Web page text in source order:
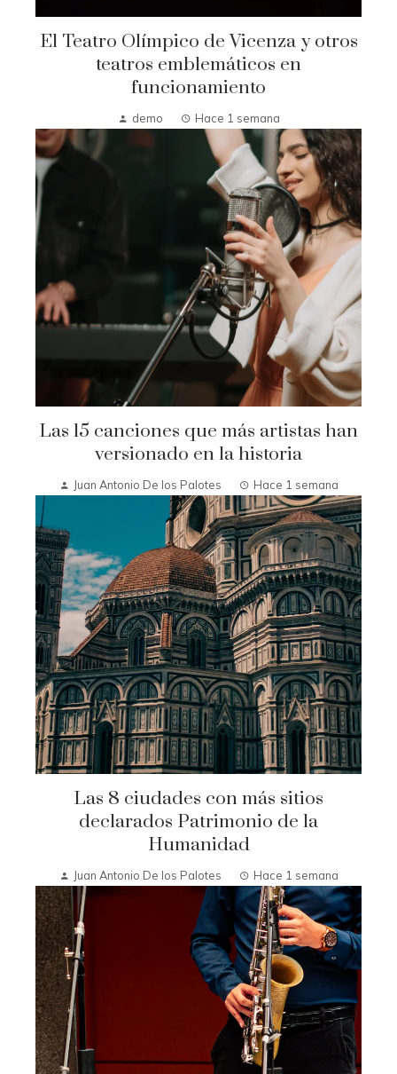
El Teatro Olímpico de Vicenza y otros
teatros emblemáticos en
funcionamiento
demo Hace 1 semana
Las 15 canciones que más artistas han
versionado en la historia
Juan Antonio De los Palotes Hace 1 semana
Las 8 ciudades con más sitios
declarados Patrimonio de la
Humanidad
Juan Antonio De los Palotes Hace 1 semana